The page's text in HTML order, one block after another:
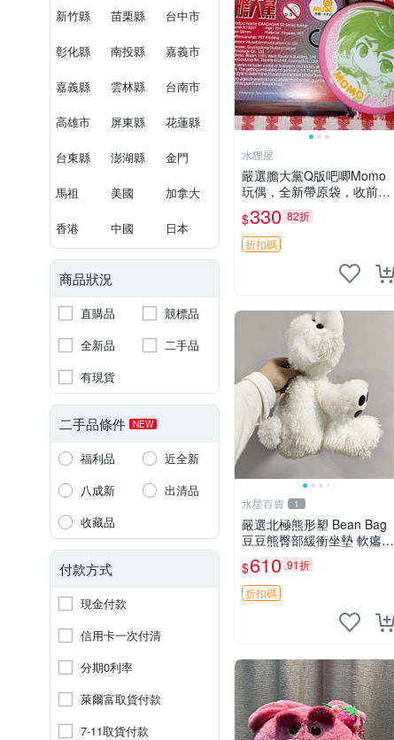
新竹縣 苗栗縣 台中市
彰化縣 南投縣 嘉義市
嘉義縣 雲林縣 台南市
高雄市 屏東縣 花蓮縣
台東縣 澎湖縣 金門
馬祖 美國 加拿大
香港 中國 日本
商品狀況
直購品
競標品
全新品
二手品
有現貨
二手品條件 NEW
福利品
近全新
八成新
出清品
收藏品
付款方式
現金付款
信用卡一次付清
分期0利率
萊爾富取貨付款
7-11取貨付款
水狸屋
嚴選膽大黨Q版吧唧Momo
玩偶，全新帶原袋，收前請
詳讀收物須知。非偏遠地區
同城可取。 膽大黨 Q版 陳
冠希 妙Q玩偶
$330 82折
折扣碼
水星百貨 1
嚴選北極熊形塑 Bean Bag
豆豆熊臀部緩衝坐墊 軟癟癟
舒壓設計 保暖又實用 適合
久坐放松 推薦居家使用 RU
SS系列 豆豆熊屁屁坐墊 3D
顆粒結構
$610 91折
折扣碼